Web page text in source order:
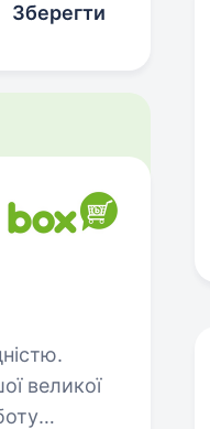
Зберегти
великої